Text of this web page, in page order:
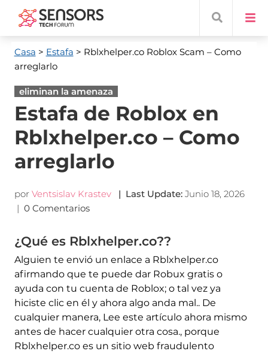
Casa > Estafa > Rblxhelper.co Roblox Scam – Como
arreglarlo
eliminan la amenaza
Estafa de Roblox en
Rblxhelper.co – Como
arreglarlo
por Ventsislav Krastev | Last Update: Junio 18, 2026
| 0 Comentarios
¿Qué es Rblxhelper.co??
Alguien te envió un enlace a Rblxhelper.co
afirmando que te puede dar Robux gratis o
ayuda con tu cuenta de Roblox; o tal vez ya
hiciste clic en él y ahora algo anda mal.. De
cualquier manera, Lee este artículo ahora mismo
antes de hacer cualquier otra cosa., porque
Rblxhelper.co es un sitio web fraudulento